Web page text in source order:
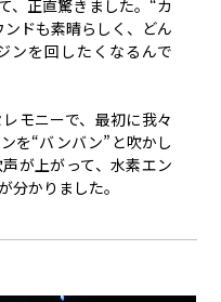
、正直驚きました。“カ
ドも素晴らしく、どん
ンを回したくなるんで
モニーで、最初に我々
を“バンバン”と吹かし
が上がって、水素エン
分かりました。